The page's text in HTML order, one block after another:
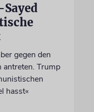
gegen den
antreten. Trump
hasst«